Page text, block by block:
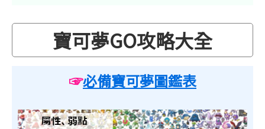
寶可夢GO攻略大全
☞必備寶可夢圖鑑表